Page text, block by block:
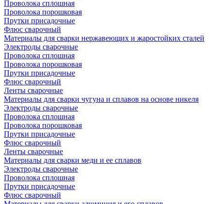
Проволока сплошная
Проволока порошковая
Прутки присадочные
Флюс сварочный
Материалы для сварки нержавеющих и жаростойких сталей
Электроды сварочные
Проволока сплошная
Проволока порошковая
Прутки присадочные
Флюс сварочный
Ленты сварочные
Материалы для сварки чугуна и сплавов на основе никеля
Электроды сварочные
Проволока сплошная
Проволока порошковая
Прутки присадочные
Флюс сварочный
Ленты сварочные
Материалы для сварки меди и ее сплавов
Электроды сварочные
Проволока сплошная
Прутки присадочные
Флюс сварочный